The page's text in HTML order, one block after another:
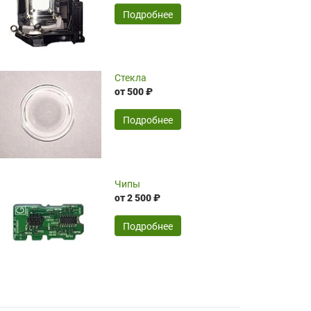
временные затраты по достаточно
оптимизированной стоимости, чему
чрезмерно благодарны!)))
SERGEY FOURSOV,24.04.2026
широкий ассортимент ламп, как оригиналов,
так и аналогов.Быстрое оформление и
передача в доставку, приемлемые цены. Мне
понравилось.
Читать полностью
16.04.2026
Подробнее
Стекла
от 500 ₽
Подробнее
Чипы
от 2 500 ₽
Подробнее